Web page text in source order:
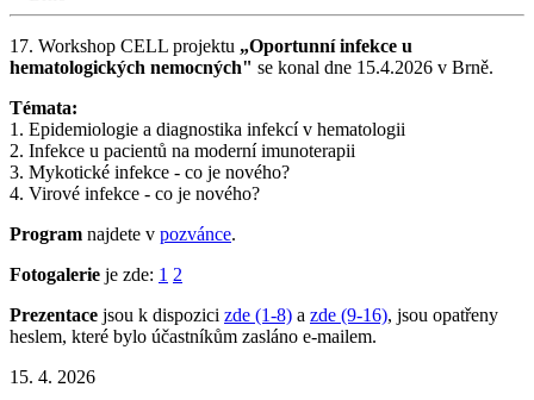
17. Workshop CELL projektu „Oportunní infekce u
hematologických nemocných" se konal dne 15.4.2026 v Brně.
Témata:
1. Epidemiologie a diagnostika infekcí v hematologii
2. Infekce u pacientů na moderní imunoterapii
3. Mykotické infekce - co je nového?
4. Virové infekce - co je nového?
Program najdete v pozvánce.
Fotogalerie je zde: 1 2
Prezentace jsou k dispozici zde (1-8) a zde (9-16), jsou opatřeny
heslem, které bylo účastníkům zasláno e-mailem.
15. 4. 2026